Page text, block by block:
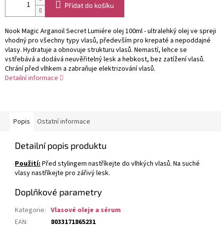
Přidat do košíku
Nook Magic Arganoil Secret Lumiére olej 100ml - ultralehký olej ve spreji
vhodný pro všechny typy vlasů, především pro krepaté a nepoddajné
vlasy. Hydratuje a obnovuje strukturu vlasů. Nemastí, lehce se
vstřebává a dodává neuvěřitelný lesk a hebkost, bez zatížení vlasů.
Chrání před vlhkem a zabraňuje elektrizování vlasů.
Detailní informace
Popis Ostatní informace
Detailní popis produktu
Použití:Před stylingem nastříkejte do vlhkých vlasů. Na suché
vlasy nastříkejte pro zářivý lesk.
Doplňkové parametry
Kategorie: Vlasové oleje a sérum
EAN: 8033171865231